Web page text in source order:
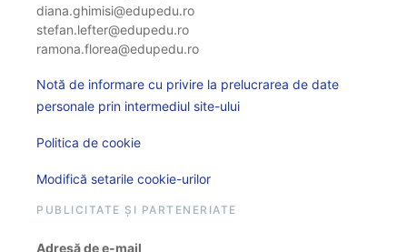
diana.ghimisi@edupedu.ro
stefan.lefter@edupedu.ro
ramona.florea@edupedu.ro
Notă de informare cu privire la prelucrarea de date
personale prin intermediul site-ului
Politica de cookie
Modifică setarile cookie-urilor
PUBLICITATE ȘI PARTENERIATE
Adresă de e-mail